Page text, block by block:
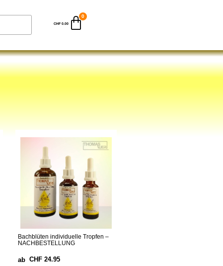
CHF0.00
Bachblüten individuelle Tropfen –
NACHBESTELLUNG
ab CHF 24.95